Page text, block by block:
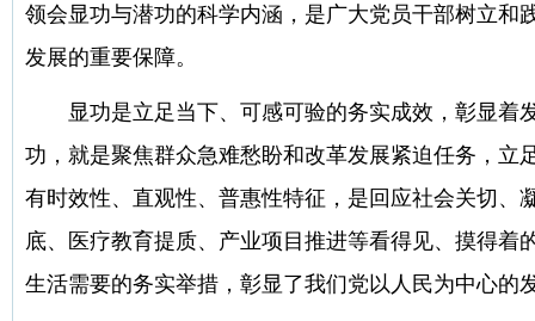
领会显功与潜功的科学内涵，是广大党员干部树立和
发展的重要保障。
显功是立足当下、可感可验的务实成效，彰显
功，就是聚焦群众急难愁盼和改革发展紧迫任务，
有时效性、直观性、普惠性特征，是回应社会关切
底、医疗教育提质、产业项目推进等看得见、摸得
生活需要的务实举措，彰显了我们党以人民为中心的